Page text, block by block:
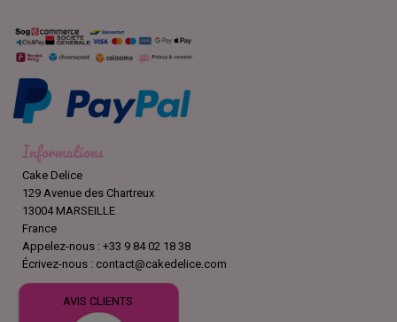
Informations
Cake Delice
129 Avenue des Chartreux
13004 MARSEILLE
France
Appelez-nous : +33 9 84 02 18 38
Écrivez-nous : contact@cakedelice.com
AVIS CLIENTS